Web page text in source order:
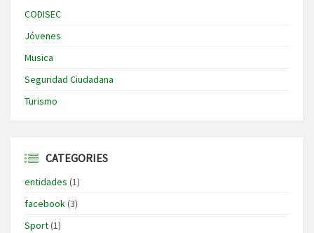
CODISEC
Jóvenes
Musica
Seguridad Ciudadana
Turismo
CATEGORIES
entidades (1)
facebook(3)
Sport(1)